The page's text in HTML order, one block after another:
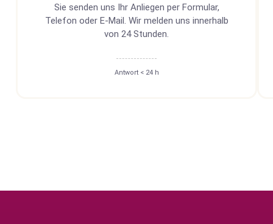
Sie senden uns Ihr Anliegen per Formular,
Telefon oder E-Mail. Wir melden uns innerhalb
von 24 Stunden.
Antwort < 24 h